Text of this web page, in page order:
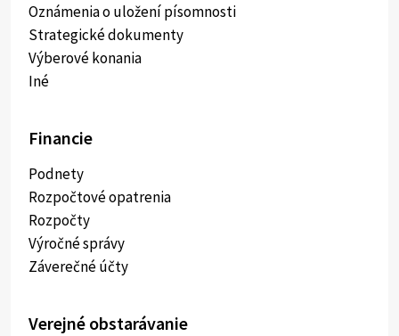
Oznámenia o uložení písomnosti
Strategické dokumenty
Výberové konania
Iné
Financie
Podnety
Rozpočtové opatrenia
Rozpočty
Výročné správy
Záverečné účty
Verejné obstarávanie